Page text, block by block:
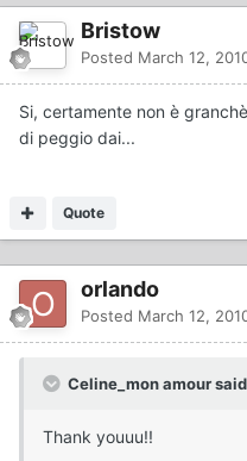
Bristow
Posted March 12,
Si, certamente non è
di peggio dai...
Quote
orlando
Posted March 12,
Celine_mon amour
Thank youuu!!